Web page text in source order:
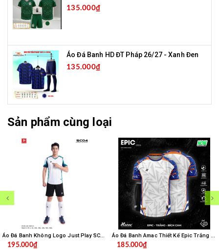
135.000₫
Áo Đá Banh HD ĐT Pháp 26/27 - Xanh Đen
135.000₫
Sản phẩm cùng loại
Áo Đá Banh Không Logo Just Play SC04 - Trắng
195.000₫
Áo Đá Banh Amac Thiết Kế Epic Trắng Bích
185.000₫